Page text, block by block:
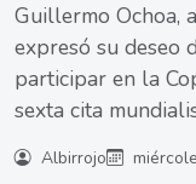
Guillermo Ochoa,
expresó su deseo
participar en la
sexta cita
Albirrojo